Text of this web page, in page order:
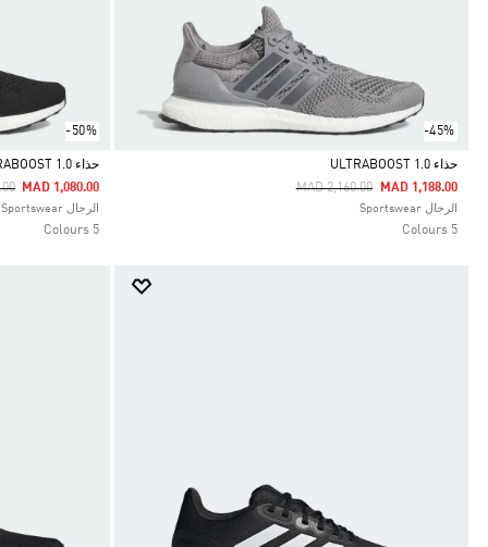
-45%
Selected
حذاء ULTRABOOST 1.0
Price Reduced From
MAD 2,160.00ToMAD 1,188.00
الرجال Sportswear
5 Colours
-50%
Selected
حذاء ULTRABOOST 1.0
From
ToMAD 1,080.00
الرجال Sportswear
5 Colours